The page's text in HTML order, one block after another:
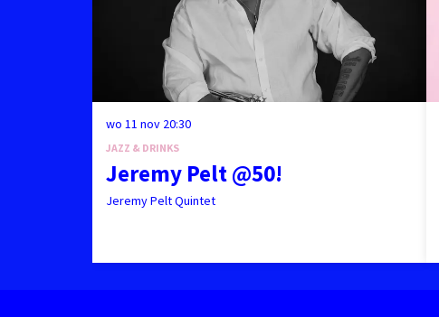
Jeremy Pelt @50!
Jeremy Pelt Quintet
JAZZ & DRINKS
wo 11 nov 20:30